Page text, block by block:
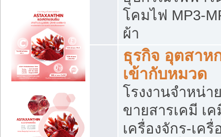
โคมไฟ MP3-
ผ้า
ธุรกิจ อุตสาห
เข้ากับหมวด
โรงงานจำหน่
ขายสารเคมี เ
เครื่องจักร-เค